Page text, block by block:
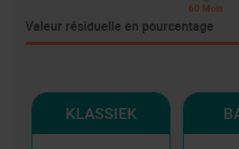
60 Mois
Valeur résiduelle en pourcentage
KLASSIEK